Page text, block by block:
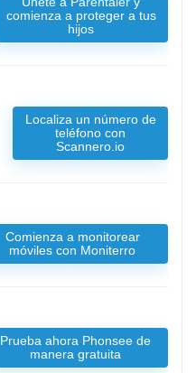
comienza a proteger a tus
hijos
Localiza un número de
teléfono con
Scannero.io
Comienza a monitorear
móviles con Moniterro
Prueba ahora Phonsee de
manera gratuita